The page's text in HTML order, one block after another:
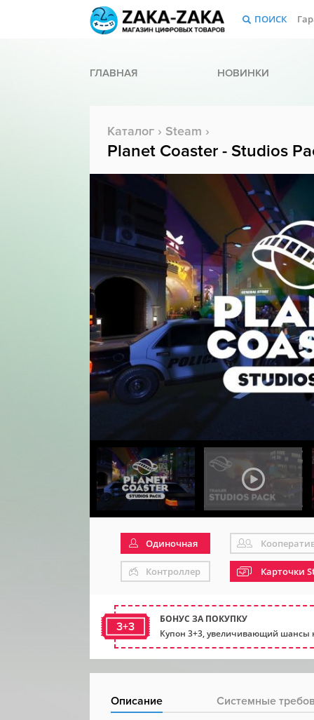
ПОИСК
ГЛАВНАЯ НОВИНКИ
Каталог › Steam ›
Planet Coaster - Studios
Одиночная
Контроллер Карточки
3+3
БОНУС ЗА ПОКУПКУ
Купон 3+3, увеличивающий шансы
Описание Системные